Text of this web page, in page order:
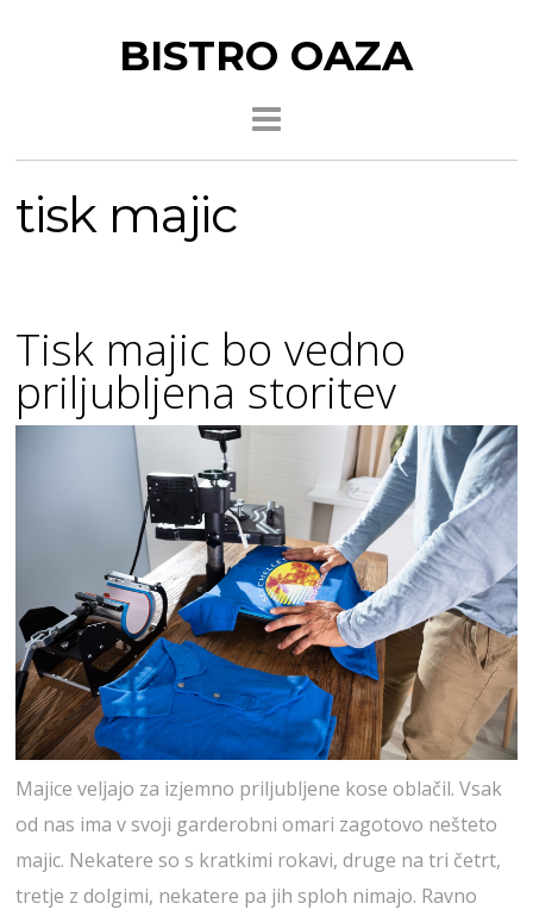
BISTRO OAZA
tisk majic
Tisk majic bo vedno
priljubljena storitev
Majice veljajo za izjemno priljubljene kose oblačil. Vsak
od nas ima v svoji garderobni omari zagotovo nešteto
majic. Nekatere so s kratkimi rokavi, druge na tri četrt,
tretje z dolgimi, nekatere pa jih sploh nimajo. Ravno